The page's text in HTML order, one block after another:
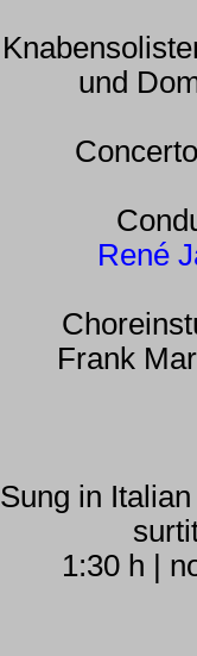
und
René
Frank
Sung in
1:30 h |